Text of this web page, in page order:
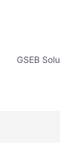
GSEB